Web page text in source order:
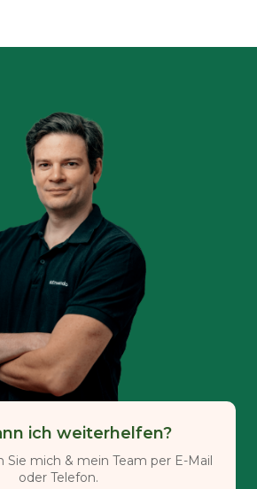
ich weiterhelfen?
Sie mich & mein Team per E-Mail
oder Telefon.